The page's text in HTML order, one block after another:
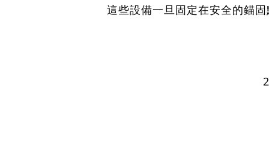
這些設備一旦固定在安全的錨